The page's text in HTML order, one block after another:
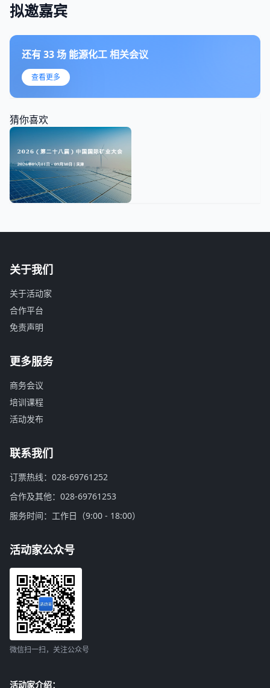
拟邀嘉宾
还有33场 能源化工相关会议
查看更多
猜你喜欢
关于我们
关于活动家
合作平台
免责声明
更多服务
商务会议
培训课程
活动发布
联系我们
订票热线：028-69761252
合作及其他：028-69761253
服务时间：工作日（9:00 - 18:00）
活动家公众号
微信扫一扫，关注公众号
活动家介绍：